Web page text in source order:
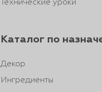
Технические уроки
Каталог по
Декор
Ингредиенты